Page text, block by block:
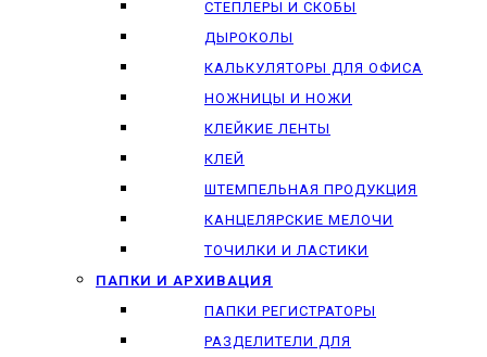
СТЕПЛЕРЫ И СКОБЫ
ДЫРОКОЛЫ
КАЛЬКУЛЯТОРЫ ДЛЯ ОФИСА
НОЖНИЦЫ И НОЖИ
КЛЕЙКИЕ ЛЕНТЫ
КЛЕЙ
ШТЕМПЕЛЬНАЯ ПРОДУКЦИЯ
КАНЦЕЛЯРСКИЕ МЕЛОЧИ
ТОЧИЛКИ И ЛАСТИКИ
ПАПКИ И АРХИВАЦИЯ
ПАПКИ РЕГИСТРАТОРЫ
РАЗДЕЛИТЕЛИ ДЛЯ